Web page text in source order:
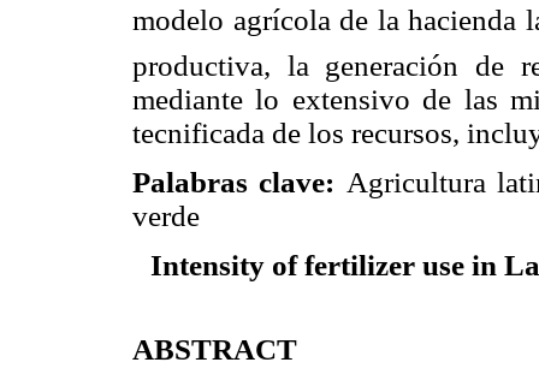
modelo agrícola de la hacienda
productiva, la generación de
mediante lo extensivo de las
tecnificada de los recursos,
Palabras clave: Agricultura
verde
Intensity of fertilizer use in
ABSTRACT